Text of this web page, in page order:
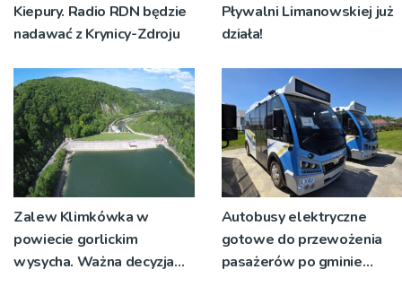
Kiepury. Radio RDN będzie
nadawać z Krynicy-Zdroju
Pływalni Limanowskiej już
działa!
Zalew Klimkówka w
powiecie gorlickim
wysycha. Ważna decyzja
Autobusy elektryczne
gotowe do przewożenia
pasażerów po gminie